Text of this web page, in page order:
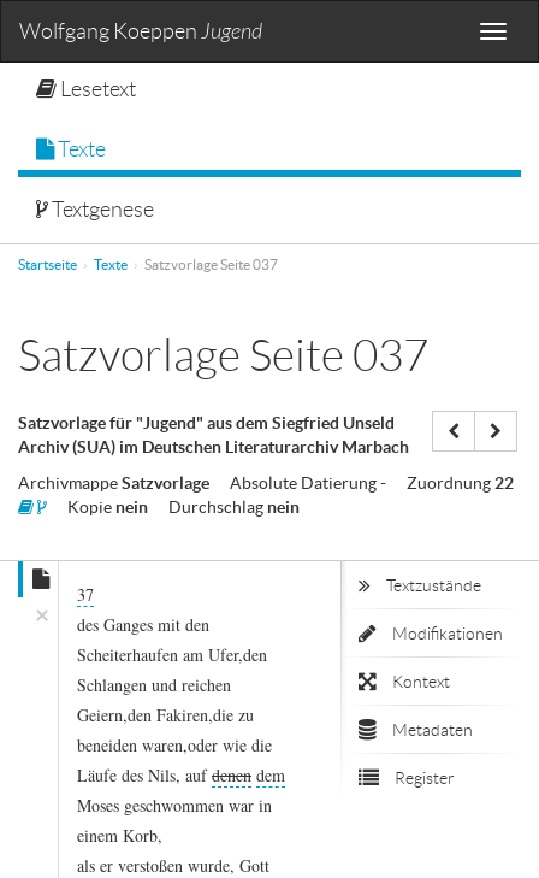
Toggle
Wolfgang Koeppen Jugend
Lesetext
Texte
Textgenese
Startseite Texte Satzvorlage Seite 037
Satzvorlage Seite 037
Satzvorlage für "Jugend" aus dem Siegfried Unseld
Archiv (SUA) im Deutschen Literaturarchiv Marbach
ArchivmappeSatzvorlage Absolute Datierung- Zuordnung 22
Kopie nein Durchschlag nein
×
37
des Ganges mit den
Scheiterhaufen am Ufer,den
Schlangen und reichen
Geiern,den Fakiren,die zu
beneiden waren,oder wie die
Läufe des Nils, auf denen dem
Moses geschwommen war in
einem Korb,
als er verstoßen wurde, Gott
Textzustände
Modifikationen
Kontext
Metadaten
Register